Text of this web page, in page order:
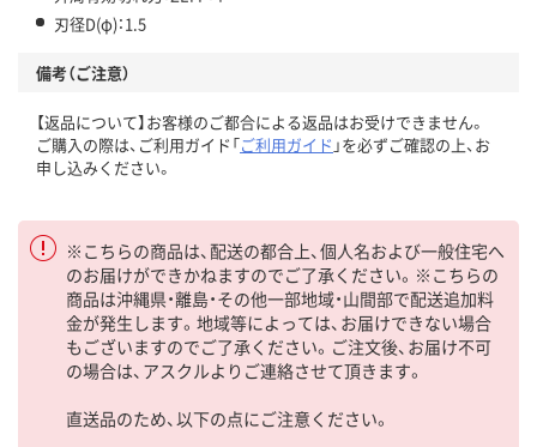
刃径D(φ)：1.5
備考（ご注意）
【返品について】お客様のご都合による返品はお受けできません。
ご購入の際は、ご利用ガイド「ご利用ガイド 」を必ずご確認の上、お
申し込みください。
※こちらの商品は、配送の都合上、個人名および一般住宅へ
のお届けができかねますのでご了承ください。※こちらの
商品は沖縄県・離島・その他一部地域・山間部で配送追加料
金が発生します。地域等によっては、お届けできない場合
もございますのでご了承ください。ご注文後、お届け不可
の場合は、アスクルよりご連絡させて頂きます。
直送品のため、以下の点にご注意ください。